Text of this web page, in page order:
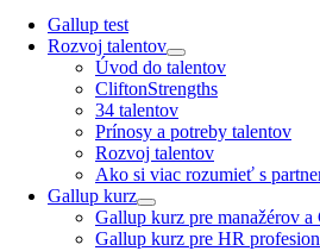
Navigation
Gallup test
Rozvoj talentov
Úvod do talentov
CliftonStrengths
34 talentov
Prínosy a potreby talentov
Rozvoj talentov
Ako si viac rozumieť s
Gallup kurz
Gallup kurz pre manažérov a
Gallup kurz pre HR